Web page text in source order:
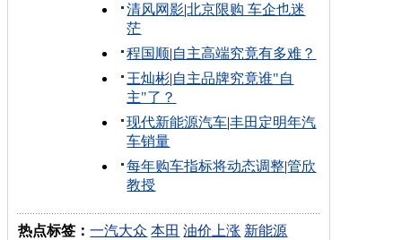
清风网影|北京限购 车企也迷
茫
程国顺|自主高端究竟有多难？
王灿彬|自主品牌究竟谁"自
主"了？
现代新能源汽车|丰田定明年汽
车销量
每年购车指标将动态调整|管欣
教授
热点标签：一汽大众 本田 油价上涨 新能源